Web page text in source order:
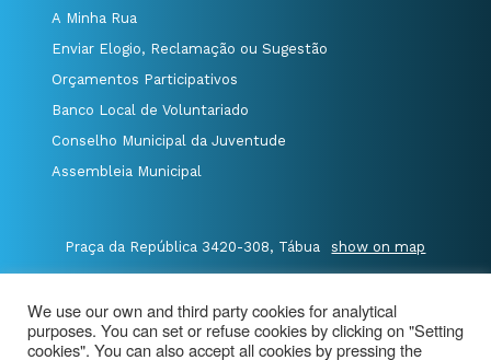
A Minha Rua
Enviar Elogio, Reclamação ou Sugestão
Orçamentos Participativos
Banco Local de Voluntariado
Conselho Municipal da Juventude
Assembleia Municipal
Praça da República 3420-308, Tábua show on map
E.geral@cm-tabua.pt
We use our own and third party cookies for analytical
purposes. You can set or refuse cookies by clicking on "Setting
cookies". You can also accept all cookies by pressing the